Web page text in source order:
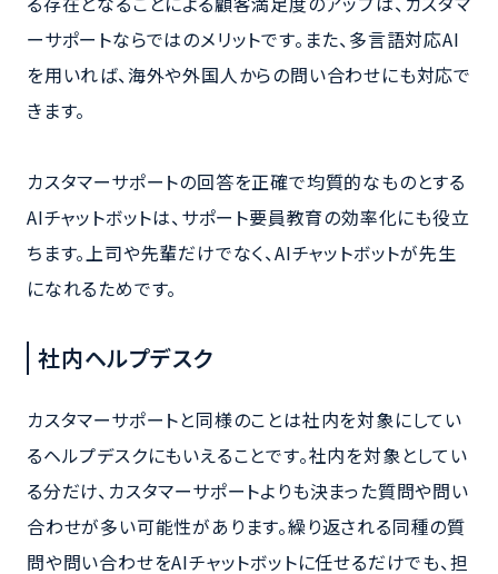
ーサポートならではのメリットです。また、多言語対応AI
を用いれば、海外や外国人からの問い合わせにも対応で
きます。
カスタマーサポートの回答を正確で均質的なものとする
AIチャットボットは、サポート要員教育の効率化にも役立
ちます。上司や先輩だけでなく、AIチャットボットが先生
になれるためです。
社内ヘルプデスク
カスタマーサポートと同様のことは社内を対象にしてい
るヘルプデスクにもいえることです。社内を対象としてい
る分だけ、カスタマーサポートよりも決まった質問や問い
合わせが多い可能性があります。繰り返される同種の質
問や問い合わせをAIチャットボットに任せるだけでも、担